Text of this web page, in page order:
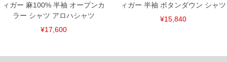
DETAIL
ィガー 麻100% 半袖 オープンカ
ラー シャツ アロハシャツ
¥17,600
ィガー 半袖 ボタンダウン シャツ
¥15,840